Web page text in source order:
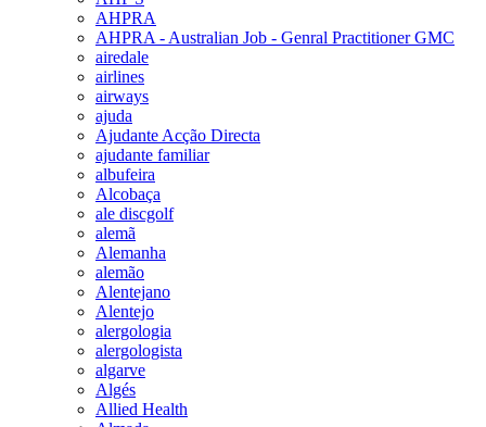
AHPRA
AHPRA - Australian Job - Genral Practitioner GMC
airedale
airlines
airways
ajuda
Ajudante Acção Directa
ajudante familiar
albufeira
Alcobaça
ale discgolf
alemã
Alemanha
alemão
Alentejano
Alentejo
alergologia
alergologista
algarve
Algés
Allied Health